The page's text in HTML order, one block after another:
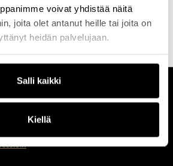
voivat yhdistää näitä
joita olet antanut heille tai joita on
heidän palvelujaan.
Salli kaikki
Kiellä